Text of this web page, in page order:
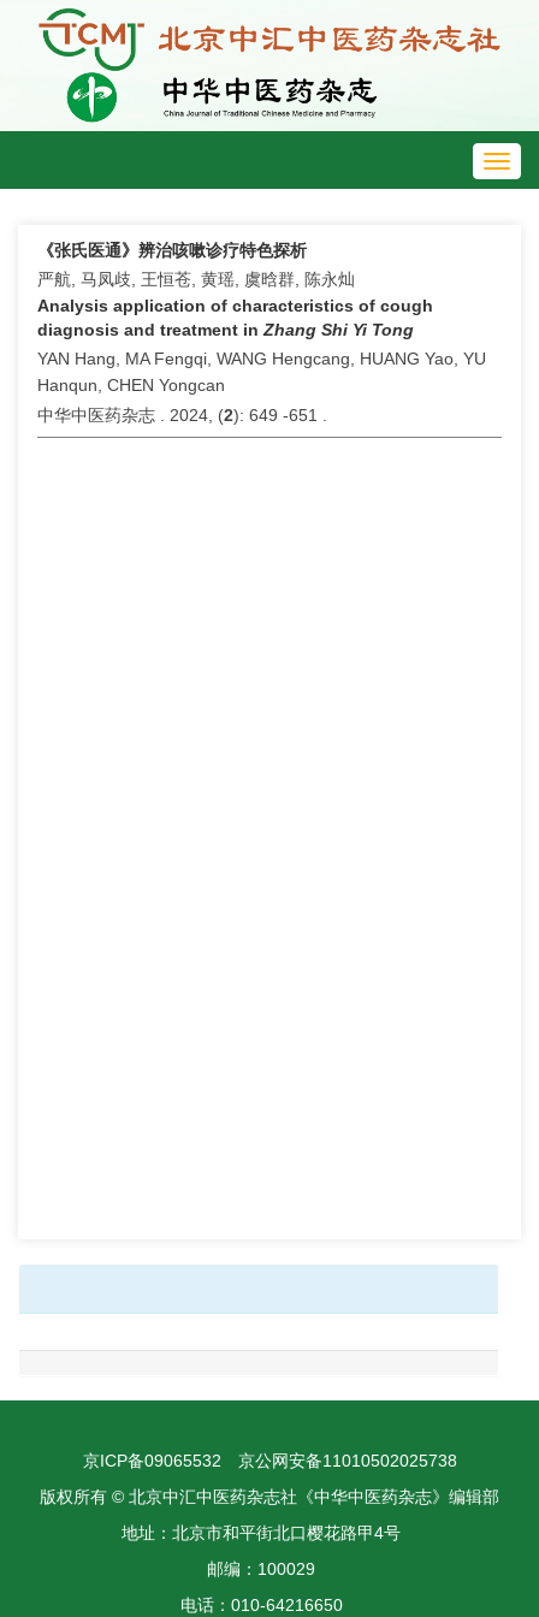
《张氏医通》辨治咳嗽诊疗特色探析
严航, 马凤歧, 王恒苍, 黄瑶, 虞晗群, 陈永灿
Analysis application of characteristics of cough
diagnosis and treatment inZhang Shi Yi Tong
YAN Hang, MA Fengqi, WANG Hengcang, HUANG Yao, YU
Hanqun, CHEN Yongcan
中华中医药杂志 . 2024, (2): 649 -651 .
京ICP备09065532 京公网安备11010502025738
版权所有 © 北京中汇中医药杂志社《中华中医药杂志》编辑部
地址：北京市和平街北口樱花路甲4号
邮编：100029
电话：010-64216650